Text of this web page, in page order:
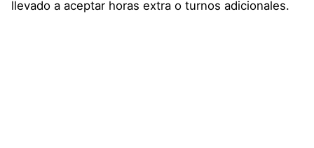
llevado a aceptar horas extra o turnos adicionales.